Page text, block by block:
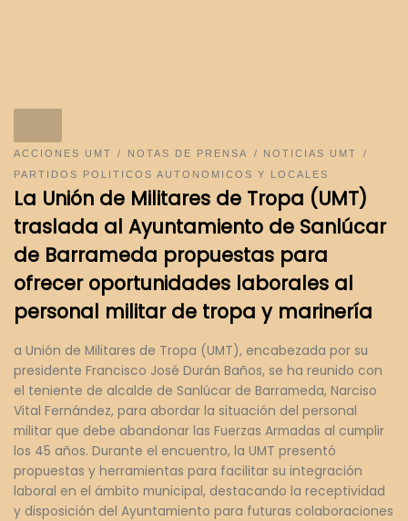
ACCIONES UMT NOTAS DE PRENSA
NOTICIAS UMT
PARTIDOS POLITICOS AUTONOMICOS Y LOCALES
La Unión de Militares de Tropa (UMT)
traslada al Ayuntamiento de Sanlúcar
de Barrameda propuestas para
ofrecer oportunidades laborales al
personal militar de tropa y marinería
a Unión de Militares de Tropa (UMT), encabezada por su
presidente Francisco José Durán Baños, se ha reunido con
el teniente de alcalde de Sanlúcar de Barrameda, Narciso
Vital Fernández, para abordar la situación del personal
militar que debe abandonar las Fuerzas Armadas al cumplir
los 45 años. Durante el encuentro, la UMT presentó
propuestas y herramientas para facilitar su integración
laboral en el ámbito municipal, destacando la receptividad
y disposición del Ayuntamiento para futuras colaboraciones